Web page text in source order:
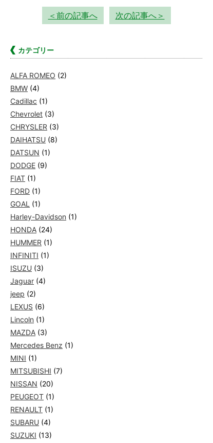
＜前の記事へ 次の記事へ＞
カテゴリー
ALFA ROMEO (2)
BMW (4)
Cadillac (1)
Chevrolet (3)
CHRYSLER (3)
DAIHATSU (8)
DATSUN (1)
DODGE (9)
FIAT (1)
FORD (1)
GOAL (1)
Harley-Davidson (1)
HONDA (24)
HUMMER (1)
INFINITI (1)
ISUZU (3)
Jaguar (4)
jeep (2)
LEXUS (6)
Lincoln (1)
MAZDA (3)
Mercedes Benz (1)
MINI (1)
MITSUBISHI (7)
NISSAN (20)
PEUGEOT (1)
RENAULT (1)
SUBARU (4)
SUZUKI (13)